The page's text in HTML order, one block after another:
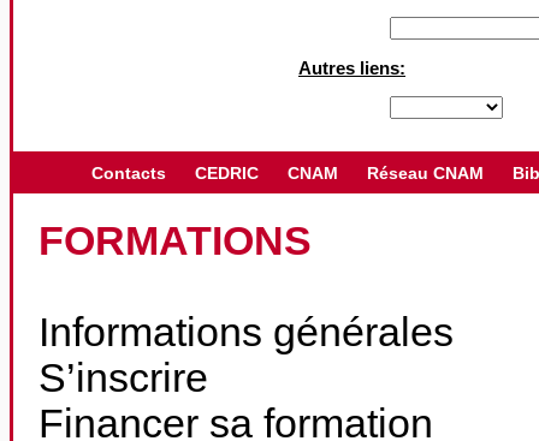
Autres liens:
Contacts CEDRIC CNAM Réseau CNAM
FORMATIONS
Informations générales
S’inscrire
Financer sa formation